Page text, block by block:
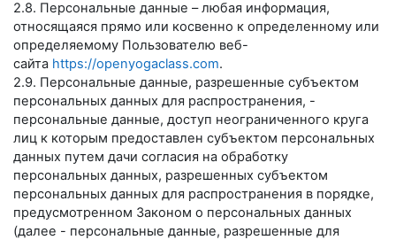
2.8. Персональные данные – любая информация,
относящаяся прямо или косвенно к определенному или
определяемому Пользователю веб-
сайта https://openyogaclass.com.
2.9. Персональные данные, разрешенные субъектом
персональных данных для распространения, -
персональные данные, доступ неограниченного круга
лиц к которым предоставлен субъектом персональных
данных путем дачи согласия на обработку
персональных данных, разрешенных субъектом
персональных данных для распространения в порядке,
предусмотренном Законом о персональных данных
(далее - персональные данные, разрешенные для